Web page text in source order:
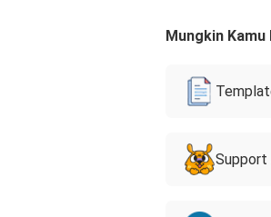
Mungkin Kamu
Support